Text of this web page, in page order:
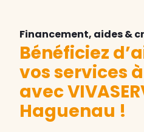
Financement, aides &
Bénéficiez
vos services
avec
Haguenau !